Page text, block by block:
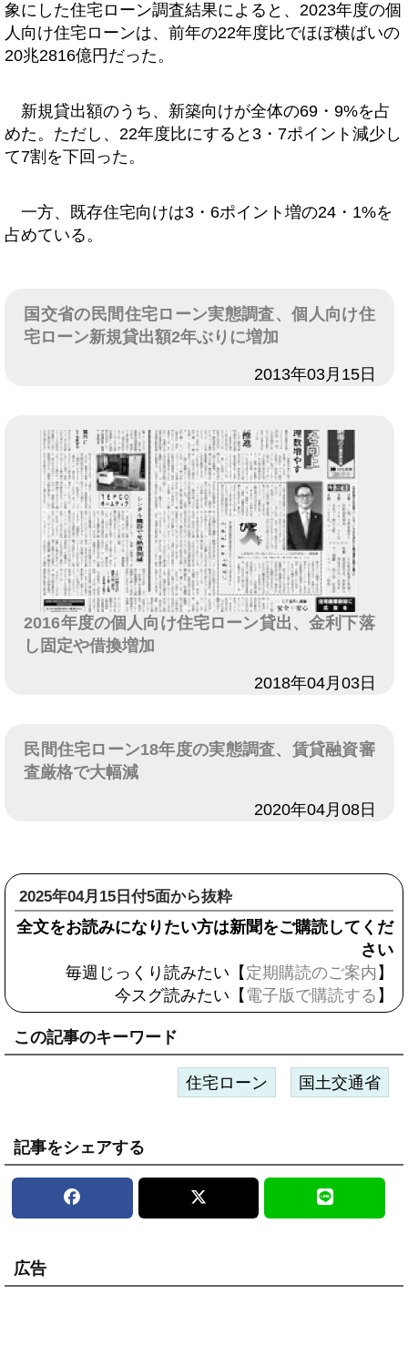
象にした住宅ローン調査結果によると、2023年度の個
人向け住宅ローンは、前年の22年度比でほぼ横ばいの
20兆2816億円だった。
新規貸出額のうち、新築向けが全体の69・9%を占
めた。ただし、22年度比にすると3・7ポイント減少し
て7割を下回った。
一方、既存住宅向けは3・6ポイント増の24・1%を
占めている。
国交省の民間住宅ローン実態調査、個人向け住
宅ローン新規貸出額2年ぶりに増加
2013年03月15日
2016年度の個人向け住宅ローン貸出、金利下落
し固定や借換増加
2018年04月03日
民間住宅ローン18年度の実態調査、賃貸融資審
査厳格で大幅減
2020年04月08日
2025年04月15日付5面から抜粋
全文をお読みになりたい方は新聞をご購読してくだ
さい
毎週じっくり読みたい【 定期購読のご案内 】
今スグ読みたい【 電子版で購読する 】
この記事のキーワード
住宅ローン 国土交通省
記事をシェアする
広告